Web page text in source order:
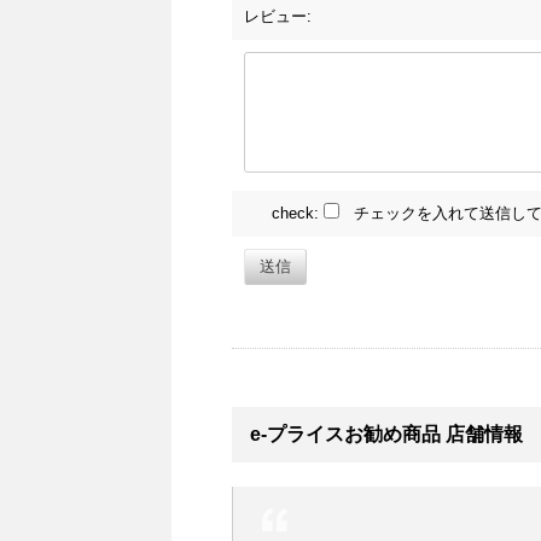
レビュー:
check: チェックを入れて送信して
送信
e-プライスお勧め商品 店舗情報